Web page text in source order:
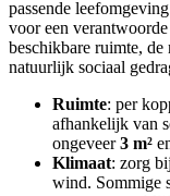
passende
voor een
beschikbare ruimte,
natuurlijk sociaal
Ruimte: per
afhankelijk van
ongeveer3 m²
Klimaat: zorg
wind. Sommige